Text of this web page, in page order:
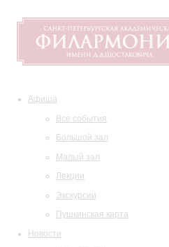
Афиша
Все события
Большой зал
Малый зал
Лекции
Экскурсии
Пушкинская карта
Новости